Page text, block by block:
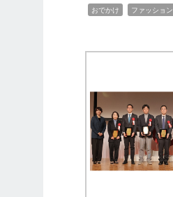
おでかけ ファッション